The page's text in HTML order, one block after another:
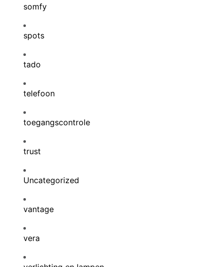
somfy
spots
tado
telefoon
toegangscontrole
trust
Uncategorized
vantage
vera